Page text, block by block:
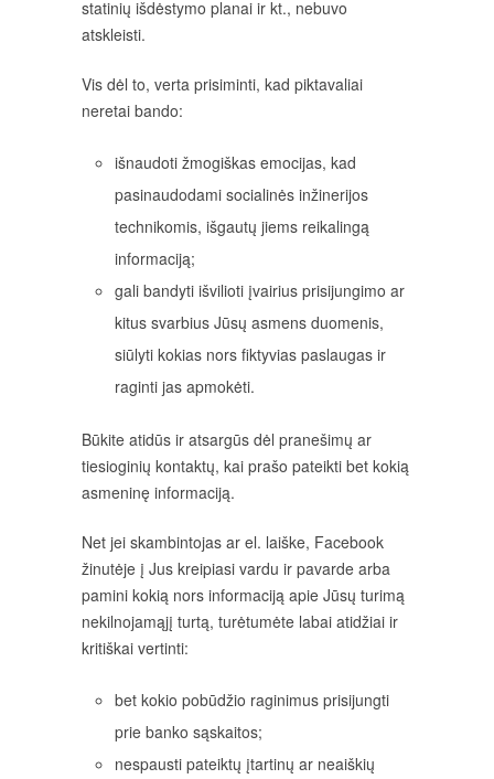
statinių išdėstymo planai ir kt., nebuvo
atskleisti.
Vis dėl to, verta prisiminti, kad piktavaliai
neretai bando:
išnaudoti žmogiškas emocijas, kad
pasinaudodami socialinės inžinerijos
technikomis, išgautų jiems reikalingą
informaciją;
gali bandyti išvilioti įvairius prisijungimo ar
kitus svarbius Jūsų asmens duomenis,
siūlyti kokias nors fiktyvias paslaugas ir
raginti jas apmokėti.
Būkite atidūs ir atsargūs dėl pranešimų ar
tiesioginių kontaktų, kai prašo pateikti bet kokią
asmeninę informaciją.
Net jei skambintojas ar el. laiške, Facebook
žinutėje į Jus kreipiasi vardu ir pavarde arba
pamini kokią nors informaciją apie Jūsų turimą
nekilnojamąjį turtą, turėtumėte labai atidžiai ir
kritiškai vertinti:
bet kokio pobūdžio raginimus prisijungti
prie banko sąskaitos;
nespausti pateiktų įtartinų ar neaiškių